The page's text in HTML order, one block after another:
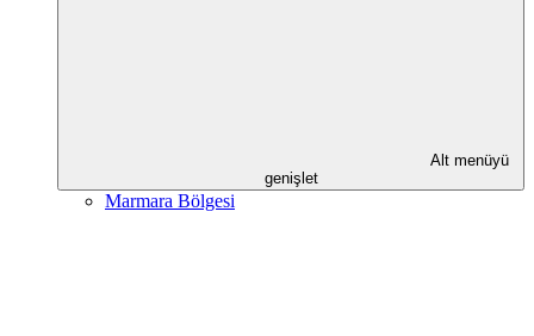
Alt menüyü
genişlet
Marmara Bölgesi